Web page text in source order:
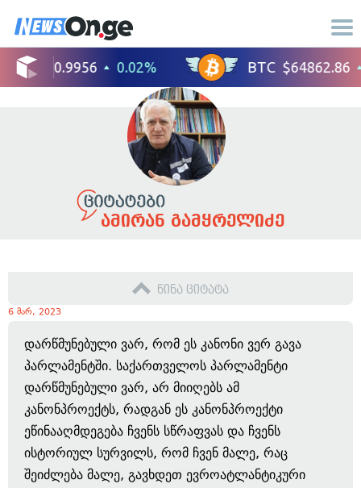
ამირან გამყრელიძე
წინა ციტატა
6 მარ, 2023
დარწმუნებული ვარ, რომ ეს კანონი ვერ გავა
პარლამენტში. საქართველოს პარლამენტი
დარწმუნებული ვარ, არ მიიღებს ამ
კანონპროექტს, რადგან ეს კანონპროექტი
ეწინააღმდეგება ჩვენს სწრაფვას და ჩვენს
ისტორიულ სურვილს, რომ ჩვენ მალე, რაც
შეიძლება მალე, გავხდეთ ევროატლანტიკური